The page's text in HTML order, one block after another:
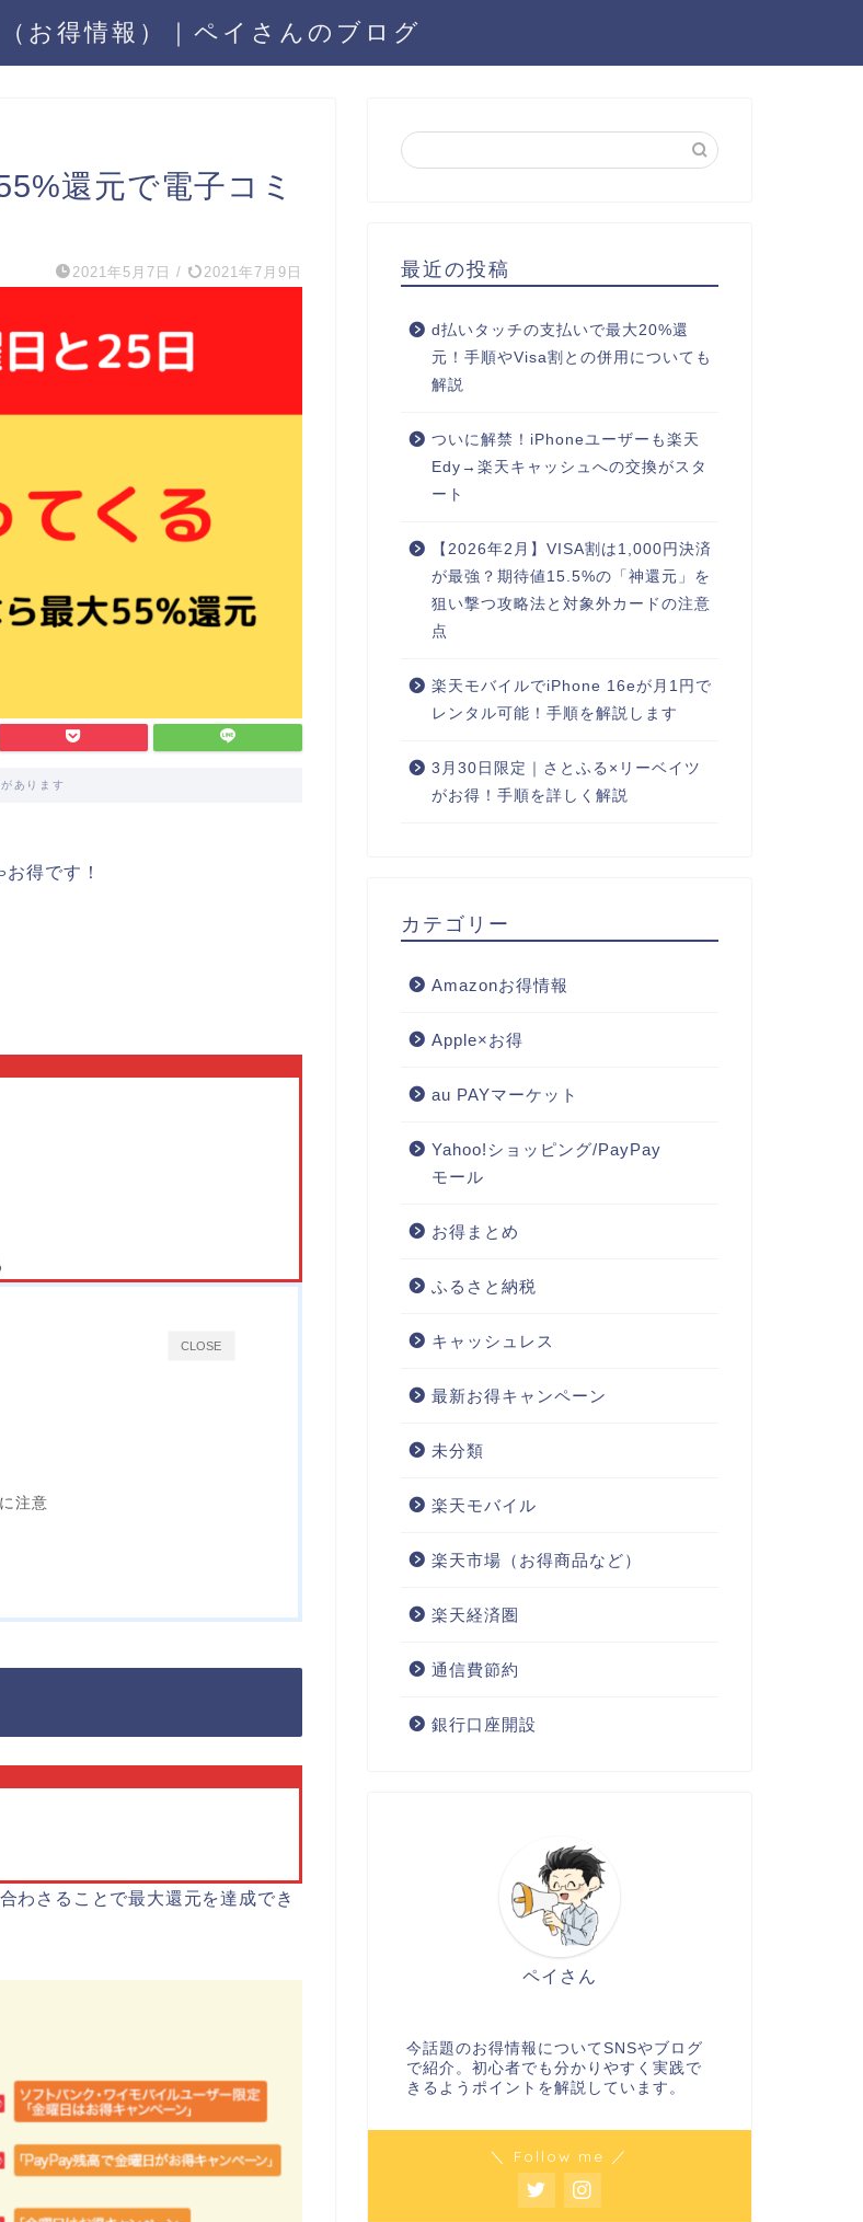
お得情報）｜ペイさんのブログ
還元で電子コミ
2021年5月7日 / 2021年7月9日
あります
得です！
CLOSE
注意
わさることで最大還元を達成でき
最近の投稿
d払いタッチの支払いで最大20%還
元！手順やVisa割との併用についても
解説
ついに解禁！iPhoneユーザーも楽天
Edy→楽天キャッシュへの交換がスタ
ート
【2026年2月】VISA割は1,000円決済
が最強？期待値15.5%の「神還元」を
狙い撃つ攻略法と対象外カードの注意
点
楽天モバイルでiPhone 16eが月1円で
レンタル可能！手順を解説します
3月30日限定｜さとふる×リーベイツ
がお得！手順を詳しく解説
カテゴリー
Amazonお得情報
Apple×お得
au PAYマーケット
Yahoo!ショッピング/PayPay
モール
お得まとめ
ふるさと納税
キャッシュレス
最新お得キャンペーン
未分類
楽天モバイル
楽天市場（お得商品など）
楽天経済圏
通信費節約
銀行口座開設
ペイさん
今話題のお得情報についてSNSやブログ
で紹介。初心者でも分かりやすく実践で
きるようポイントを解説しています。
＼ Follow me ／